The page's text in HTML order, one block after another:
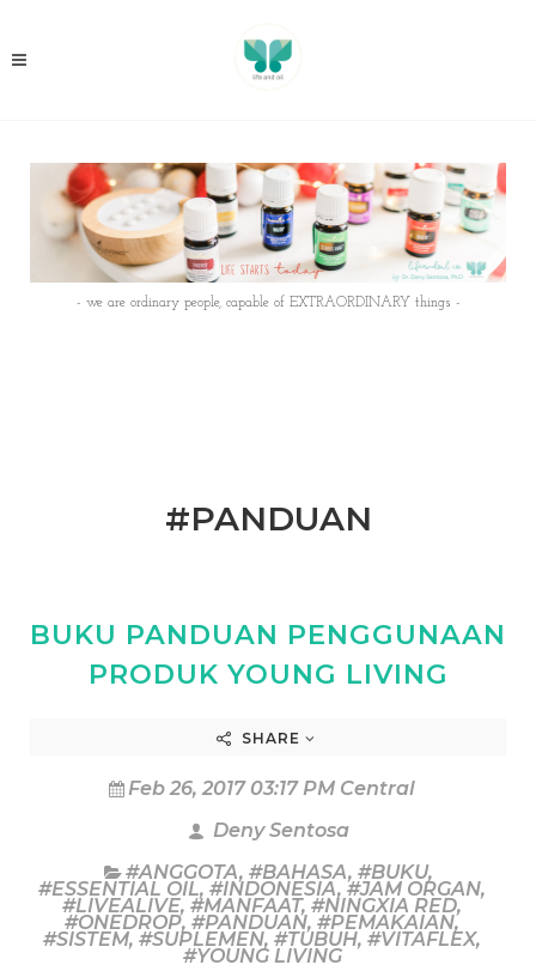
- we are ordinary people, capable of EXTRAORDINARY things -
#PANDUAN
BUKU PANDUAN PENGGUNAAN
PRODUK YOUNG LIVING
SHARE
Feb 26, 2017 03:17 PM Central
Deny Sentosa
#ANGGOTA, #BAHASA, #BUKU,
#ESSENTIAL OIL, #INDONESIA, #JAM ORGAN,
#LIVEALIVE, #MANFAAT, #NINGXIA RED,
#ONEDROP, #PANDUAN, #PEMAKAIAN,
#SISTEM, #SUPLEMEN, #TUBUH, #VITAFLEX,
#YOUNG LIVING